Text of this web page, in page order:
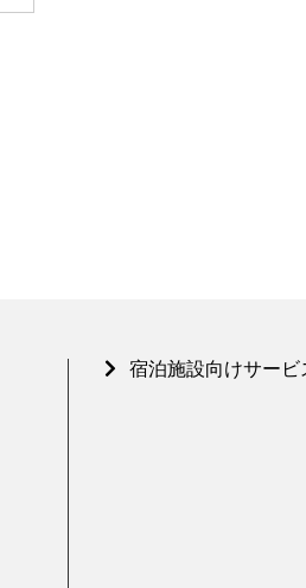
宿泊施設向けサービ